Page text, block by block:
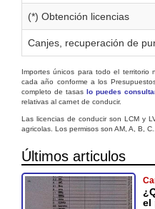
(*) Obtención licencias
Canjes, recuperación de
Importes únicos para todo el territorio
cada año conforme a los
completo de tasas lo puedes
relativas al carnet de conducir.
Las licencias de conducir son LCM y
agricolas. Los permisos son AM, A, B,
Últimos articulos
el